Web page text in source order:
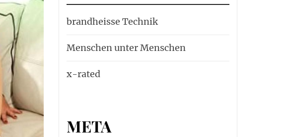
brandheisse Technik
Menschen unter Menschen
x-rated
META